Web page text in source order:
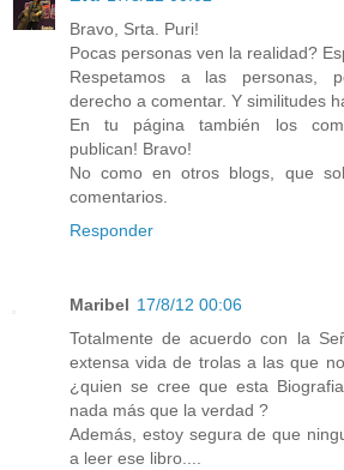
Bravo, Srta. Puri!
Pocas personas ven la realidad?
Respetamos a las personas,
derecho a comentar. Y similitudes
En tu página también los
publican! Bravo!
No como en otros blogs, que
comentarios.
Responder
Maribel 17/8/12 00:06
Totalmente de acuerdo con la
extensa vida de trolas a las que
¿quien se cree que esta
nada más que la verdad ?
Además, estoy segura de que
a leer ese libro....